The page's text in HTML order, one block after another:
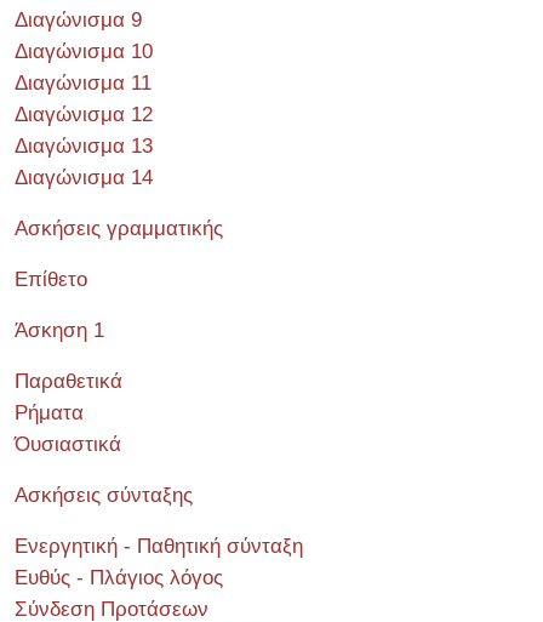
Διαγώνισμα 9
Διαγώνισμα 10
Διαγώνισμα 11
Διαγώνισμα 12
Διαγώνισμα 13
Διαγώνισμα 14
Ασκήσεις γραμματικής
Επίθετο
Άσκηση 1
Παραθετικά
Ρήματα
Όυσιαστικά
Ασκήσεις σύνταξης
Ενεργητική - Παθητική σύνταξη
Ευθύς - Πλάγιος λόγος
Σύνδεση Προτάσεων